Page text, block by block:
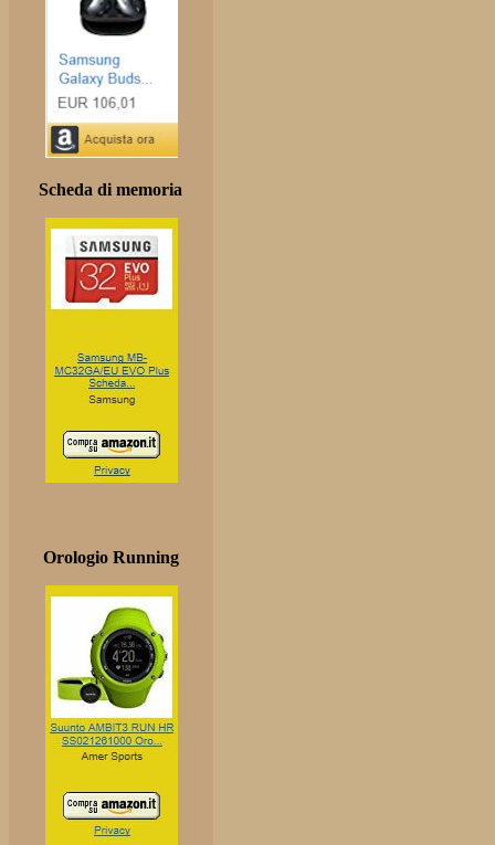
Scheda di memoria
Orologio Running